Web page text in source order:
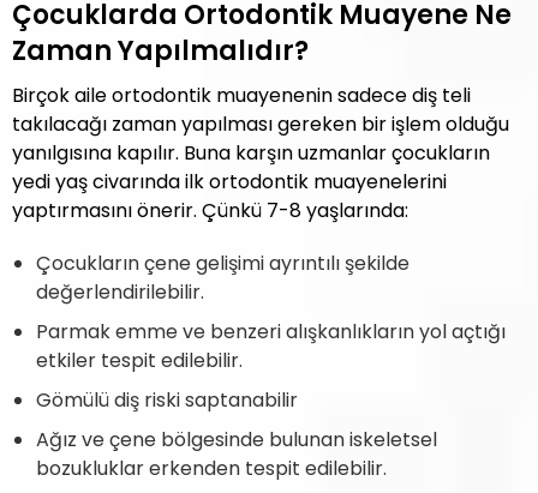
Çocuklarda Ortodontik Muayene Ne
Zaman Yapılmalıdır?
Birçok aile ortodontik muayenenin sadece diş teli
takılacağı zaman yapılması gereken bir işlem olduğu
yanılgısına kapılır. Buna karşın uzmanlar çocukların
yedi yaş civarında ilk ortodontik muayenelerini
yaptırmasını önerir. Çünkü 7-8 yaşlarında:
Çocukların çene gelişimi ayrıntılı şekilde
değerlendirilebilir.
Parmak emme ve benzeri alışkanlıkların yol açtığı
etkiler tespit edilebilir.
Gömülü diş riski saptanabilir
Ağız ve çene bölgesinde bulunan iskeletsel
bozukluklar erkenden tespit edilebilir.